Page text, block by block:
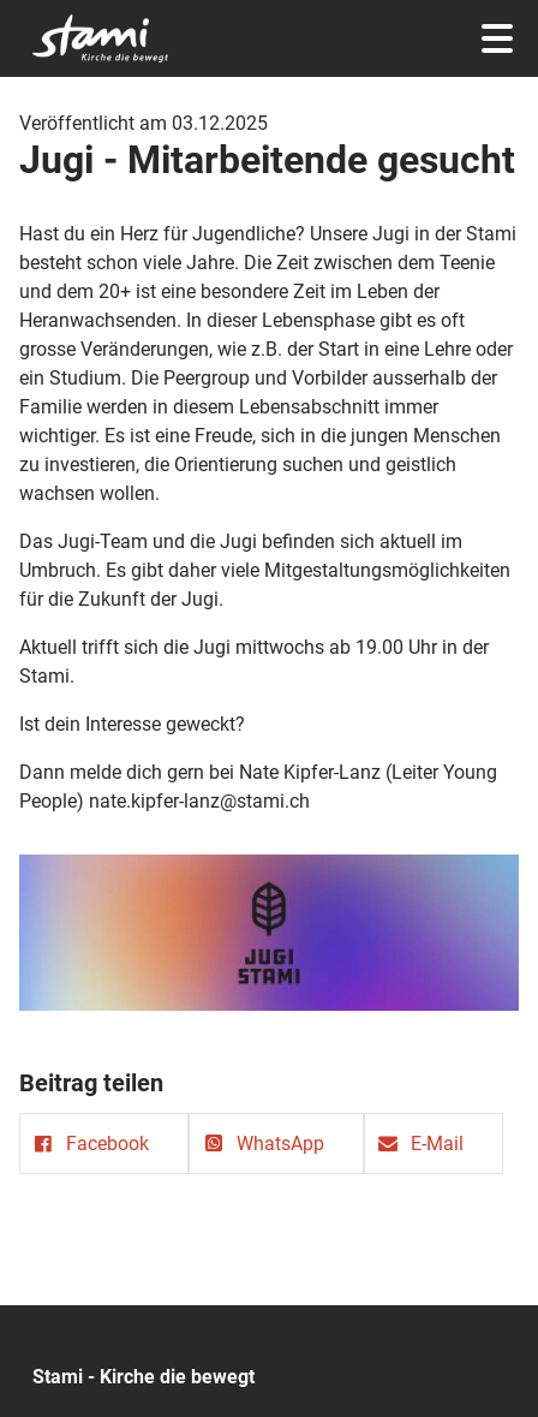
Veröffentlicht am 03.12.2025
Jugi - Mitarbeitende gesucht
Hast du ein Herz für Jugendliche? Unsere Jugi in der Stami
besteht schon viele Jahre. Die Zeit zwischen dem Teenie
und dem 20+ ist eine besondere Zeit im Leben der
Heranwachsenden. In dieser Lebensphase gibt es oft
grosse Veränderungen, wie z.B. der Start in eine Lehre oder
ein Studium. Die Peergroup und Vorbilder ausserhalb der
Familie werden in diesem Lebensabschnitt immer
wichtiger. Es ist eine Freude, sich in die jungen Menschen
zu investieren, die Orientierung suchen und geistlich
wachsen wollen.
Das Jugi-Team und die Jugi befinden sich aktuell im
Umbruch. Es gibt daher viele Mitgestaltungsmöglichkeiten
für die Zukunft der Jugi.
Aktuell trifft sich die Jugi mittwochs ab 19.00 Uhr in der
Stami.
Ist dein Interesse geweckt?
Dann melde dich gern bei Nate Kipfer-Lanz (Leiter Young
People) nate.kipfer-lanz@stami.ch
Beitrag teilen
Facebook WhatsApp E-Mail
Stami - Kirche die bewegt